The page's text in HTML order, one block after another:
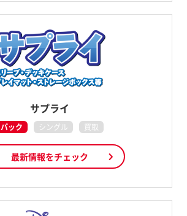
サプライ
パック シングル 買取
最新情報をチェック